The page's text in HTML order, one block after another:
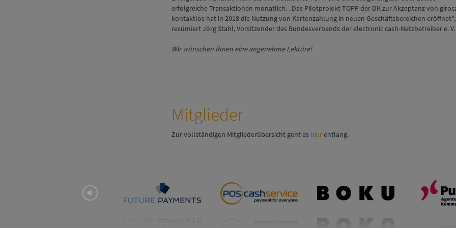
erfolgreiche Transaktionen monatlich. „Das Pilotprojekt TOPP der DK zur Akzeptanz von
kontaktlos hat in 2018 die Nutzung von Kartenzahlung in neuen Geschäftsbereichen eröffnet“,
resümiert Jörg Stahl, Vorsitzender des Bundesverbands der electronic cash-Netzbetreiber e. V.
Wir wünschen Ihnen eine angenehme Lektüre!
Mitglieder
Zur vollständigen Mitgliederübersicht geht es hierentlang.